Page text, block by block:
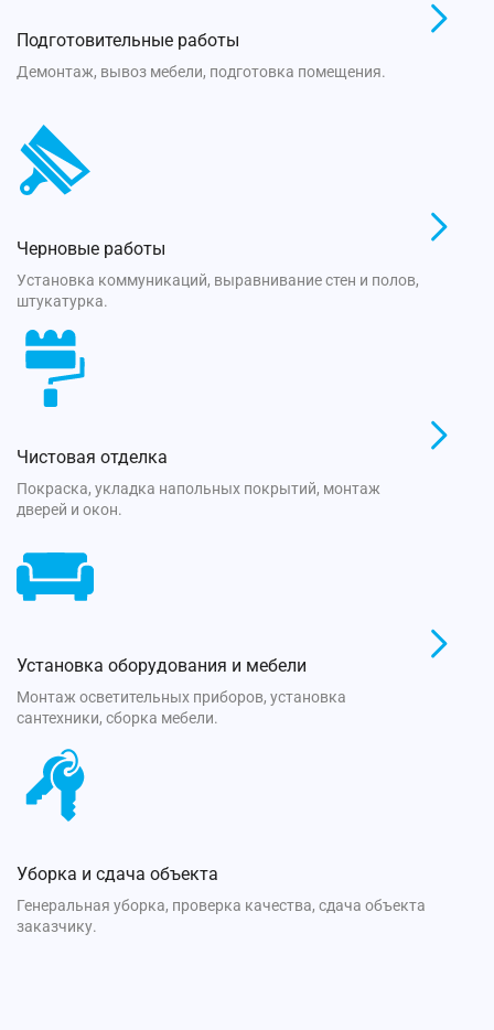
Подготовительные работы
Демонтаж, вывоз мебели, подготовка помещения.
Черновые работы
Установка коммуникаций, выравнивание стен и полов,
штукатурка.
Чистовая отделка
Покраска, укладка напольных покрытий, монтаж
дверей и окон.
Установка оборудования и мебели
Монтаж осветительных приборов, установка
сантехники, сборка мебели.
Уборка и сдача объекта
Генеральная уборка, проверка качества, сдача объекта
заказчику.